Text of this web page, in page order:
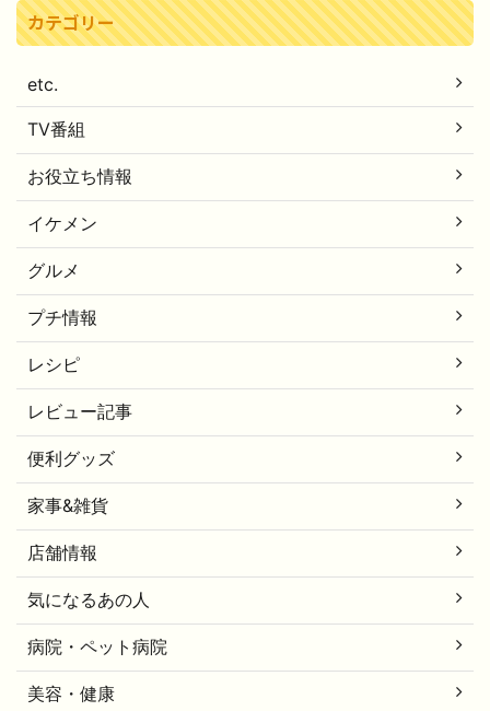
カテゴリー
etc.
TV番組
お役立ち情報
イケメン
グルメ
プチ情報
レシピ
レビュー記事
便利グッズ
家事&雑貨
店舗情報
気になるあの人
病院・ペット病院
美容・健康